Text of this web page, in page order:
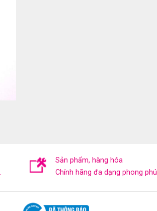
Sản phẩm, hàng hóa
Chính hãng đa dạng phong phú.